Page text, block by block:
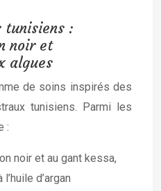
tunisiens :
noir et
algues
de soins inspirés des
tunisiens. Parmi les
:
noir et au gant kessa,
d’argan